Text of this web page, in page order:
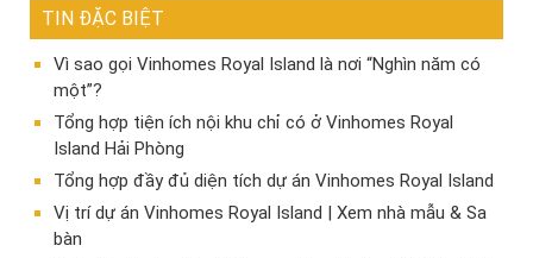
TIN ĐẶC BIỆT
Vì sao gọi Vinhomes Royal Island là nơi “Nghìn năm có
một”?
Tổng hợp tiện ích nội khu chỉ có ở Vinhomes Royal
Island Hải Phòng
Tổng hợp đầy đủ diện tích dự án Vinhomes Royal Island
Vị trí dự án Vinhomes Royal Island | Xem nhà mẫu & Sa
bàn